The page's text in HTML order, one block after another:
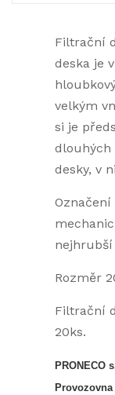
Filtrační
deska je
velkým
si je
dlouhých
desky, v
Rozměr
Filtrační
20ks.
PRONECO
Provozovna